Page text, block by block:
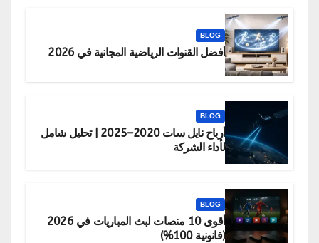
BLOG
أفضل القنوات الرياضية المجانية في 2026
BLOG
أرباح نايل سات 2020–2025 | تحليل شامل
لأداء الشركة
BLOG
أقوى 10 منصات لبث المباريات في 2026
(قانونية 100%)